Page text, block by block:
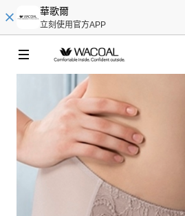
華歌爾
立刻使用官方APP